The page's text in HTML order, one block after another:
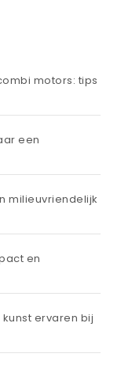
motors: tips
een
milieuvriendelijk
en
ervaren bij